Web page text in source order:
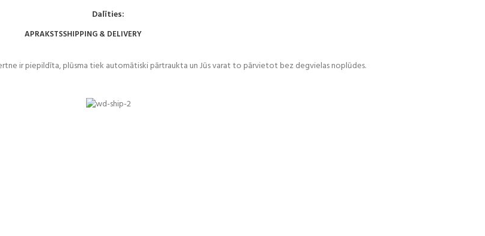
Dalīties:
APRAKSTSSHIPPING & DELIVERY
ir piepildīta, plūsma tiek automātiski pārtraukta un Jūs varat to pārvietot bez degvielas noplūdes.